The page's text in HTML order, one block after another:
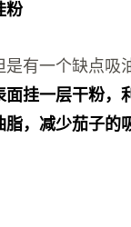
粉
是有一个缺点吸
面挂一层干粉，
，减少茄子的